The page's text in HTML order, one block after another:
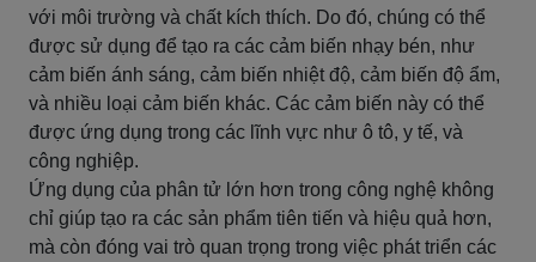
với môi trường và chất kích thích. Do đó, chúng có thể
được sử dụng để tạo ra các cảm biến nhạy bén, như
cảm biến ánh sáng, cảm biến nhiệt độ, cảm biến độ ẩm,
và nhiều loại cảm biến khác. Các cảm biến này có thể
được ứng dụng trong các lĩnh vực như ô tô, y tế, và
công nghiệp.
Ứng dụng của phân tử lớn hơn trong công nghệ không
chỉ giúp tạo ra các sản phẩm tiên tiến và hiệu quả hơn,
mà còn đóng vai trò quan trọng trong việc phát triển các